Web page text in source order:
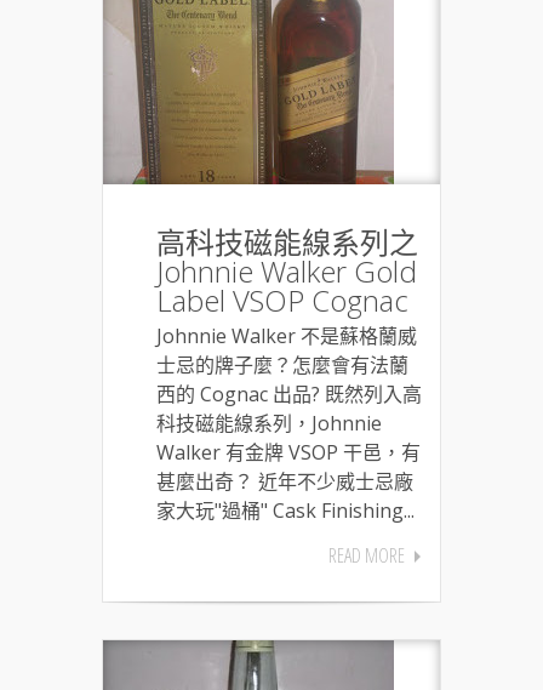
高科技磁能線系列之
Johnnie Walker Gold
Label VSOP Cognac
Johnnie Walker 不是蘇格蘭威
士忌的牌子麼？怎麼會有法蘭
西的 Cognac 出品? 既然列入高
科技磁能線系列，Johnnie
Walker 有金牌 VSOP 干邑，有
甚麼出奇？ 近年不少威士忌廠
家大玩"過桶" Cask Finishing...
READ MORE